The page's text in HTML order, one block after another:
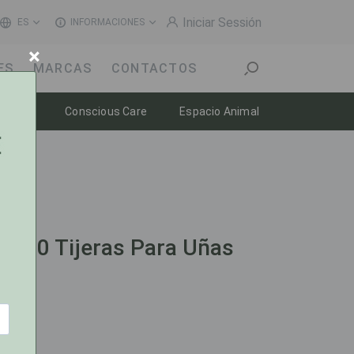
ES INFORMACIONES Iniciar Sessión
MARCAS CONTACTOS
Toggle dropdown
Conscious CareToggle dropdown
Espacio AnimalToggle
Tijeras Para Uñas
×